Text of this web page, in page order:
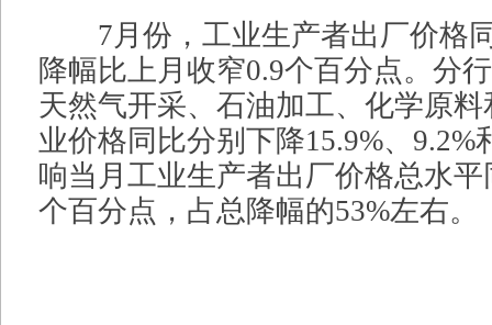
7月份，工业生产者出厂价格
降幅比上月收窄0.9个百分点。分
天然气开采、石油加工、化学原
业价格同比分别下降15.9%、9.2%
响当月工业生产者出厂价格总水平
个百分点，占总降幅的53%左右。